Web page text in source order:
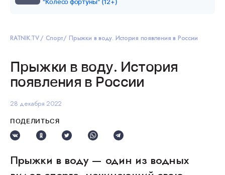
RATNIK.TV Спорт Прыжки в воду. История появления в России
Прыжки в воду. История
появления в России
28 декабря 2022
ПОДЕЛИТЬСЯ
Прыжки в воду — один из водных